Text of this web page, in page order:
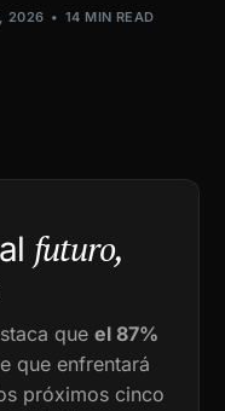
2026 14 MIN READ
futuro,
que el 87%
que enfrentará
próximos cinco